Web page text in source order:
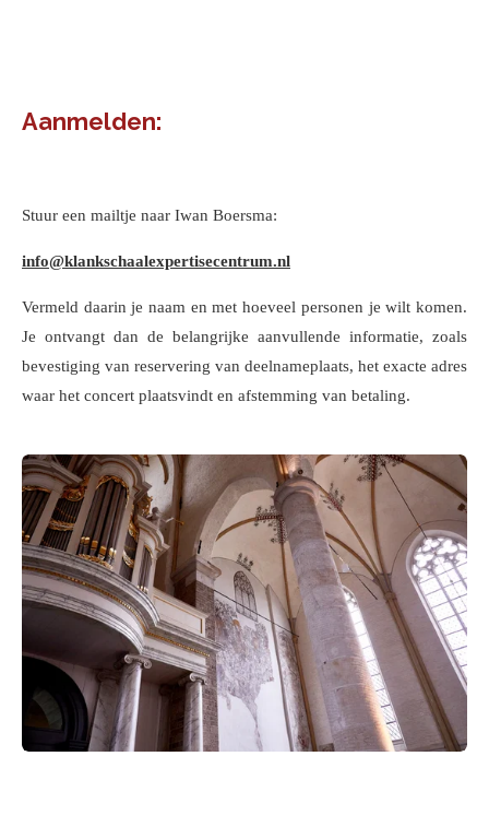
Aanmelden:
Stuur een mailtje naar Iwan Boersma:
info@klankschaalexpertisecentrum.nl
Vermeld daarin je naam en met hoeveel personen je wilt komen.
Je ontvangt dan de belangrijke aanvullende informatie, zoals
bevestiging van reservering van deelnameplaats, het exacte adres
waar het concert plaatsvindt en afstemming van betaling.